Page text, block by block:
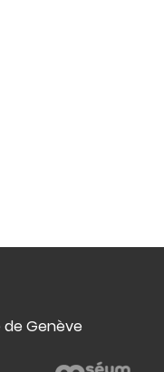
de Genève